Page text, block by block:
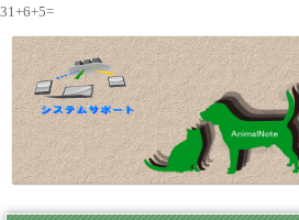
31+6+5=